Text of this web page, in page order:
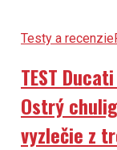
Testy a recenzie
TEST
Ostrý
vyzlečie z